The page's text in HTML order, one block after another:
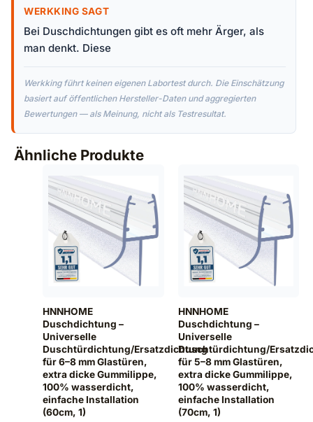
WERKKING SAGT
Bei Duschdichtungen gibt es oft mehr Ärger, als
man denkt. Diese
Werkking führt keinen eigenen Labortest durch. Die Einschätzung
basiert auf öffentlichen Hersteller-Daten und aggregierten
Bewertungen — als Meinung, nicht als Testresultat.
Ähnliche Produkte
HNNHOME
Duschdichtung –
Universelle
Duschtürdichtung/Ersatzdichtung
für 6–8 mm Glastüren,
extra dicke Gummilippe,
100% wasserdicht,
einfache Installation
(60cm, 1)
HNNHOME
Duschdichtung –
Universelle
Duschtürdichtung/
für 5–8 mm Glastüren,
extra dicke Gummilippe,
100% wasserdicht,
einfache Installation
(70cm, 1)